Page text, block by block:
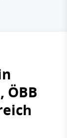
ÖBB